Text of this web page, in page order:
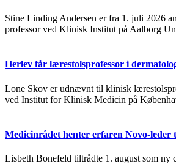
Stine Linding Andersen er fra 1. juli 2026
professor ved Klinisk Institut på Aalborg
Herlev får lærestolsprofessor i
Lone Skov er udnævnt til klinisk
ved Institut for Klinisk Medicin på
Medicinrådet henter erfaren Novo-leder
Lisbeth Bonefeld tiltrådte 1. august som ny